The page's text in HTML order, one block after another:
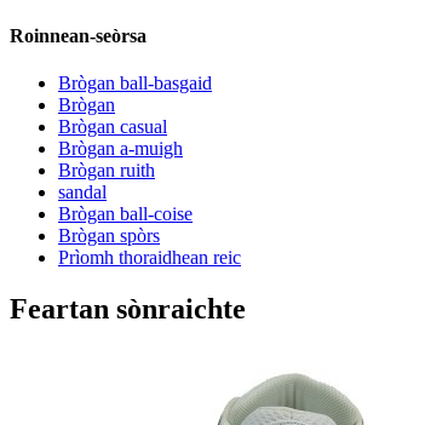
Roinnean-seòrsa
Brògan ball-basgaid
Brògan
Brògan casual
Brògan a-muigh
Brògan ruith
sandal
Brògan ball-coise
Brògan spòrs
Prìomh thoraidhean reic
Feartan sònraichte